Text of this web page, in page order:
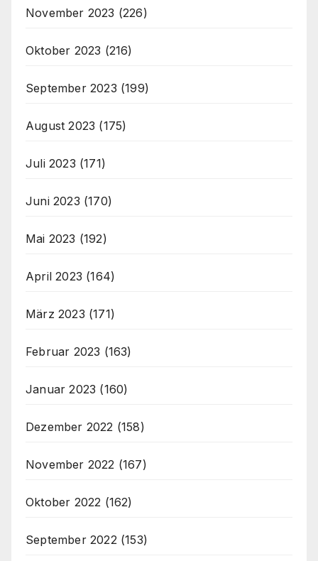
November 2023 (226)
Oktober 2023 (216)
September 2023 (199)
August 2023 (175)
Juli 2023 (171)
Juni 2023 (170)
Mai 2023 (192)
April 2023 (164)
März 2023 (171)
Februar 2023 (163)
Januar 2023 (160)
Dezember 2022 (158)
November 2022 (167)
Oktober 2022 (162)
September 2022 (153)